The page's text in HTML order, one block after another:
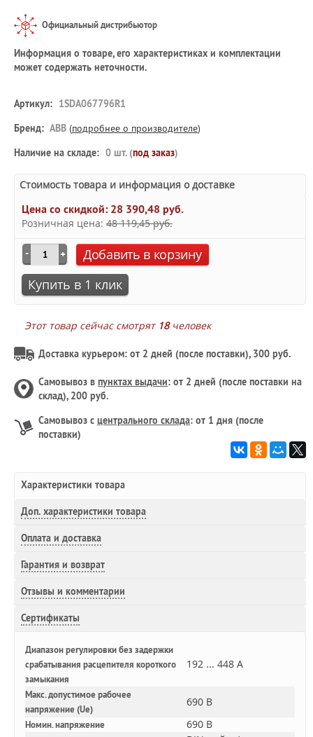
Официальный дистрибьютор
Информация о товаре, его характеристиках и комплектации
может содержать неточности.
Артикул: 1SDA067796R1
Бренд: ABB (подробнее о производителе)
Наличие на складе: 0 шт. (под заказ)
Стоимость товара и информация о доставке
Цена со скидкой: 28 390,48 руб.
Розничная цена: 48 119,45 руб.
Добавить в корзину
Купить в 1 клик
Этот товар сейчас смотрят 18человек
Доставка курьером: от 2 дней (после поставки), 300 руб.
Самовывоз в пунктах выдачи: от 2 дней (после поставки на
склад), 200 руб.
Самовывоз с центрального склада: от 1 дня (после
поставки)
Характеристики товара
Доп. характеристики товара
Оплата и доставка
Гарантия и возврат
Отзывы и комментарии
Сертификаты
Диапазон регулировки без задержки
срабатывания расцепителя короткого
замыкания
192 ... 448 А
Макс. допустимое рабочее
напряжение (Ue)
690 В
Номин. напряжение
690 В